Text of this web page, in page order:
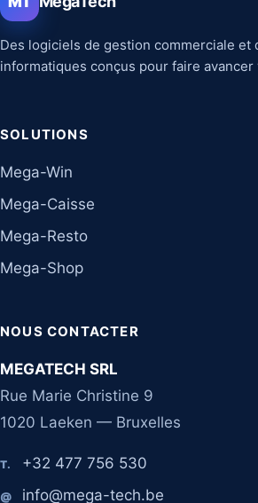
Des logiciels de gestion commerciale et
informatiques conçus pour faire
SOLUTIONS
Mega-Win
Mega-Caisse
Mega-Resto
Mega-Shop
NOUS CONTACTER
MEGATECH SRL
Rue Marie Christine 9
1020 Laeken — Bruxelles
T. +32 477 756 530
@ info@mega-tech.be